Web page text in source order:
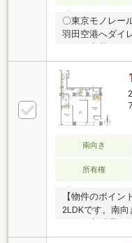
〇東京モノレー
羽田空港へダイ
好！〇内装リフ
（食洗機付き）
化粧台、トイレ
玄関大理石タイ
ンシェルジュサ
す。 お気軽に
南向き
所有権
【物件のポイン
2LDKです。南向
からは京浜運河
けます。ホテル